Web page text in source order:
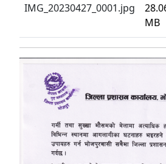
IMG_20230427_0001.jpg
MB